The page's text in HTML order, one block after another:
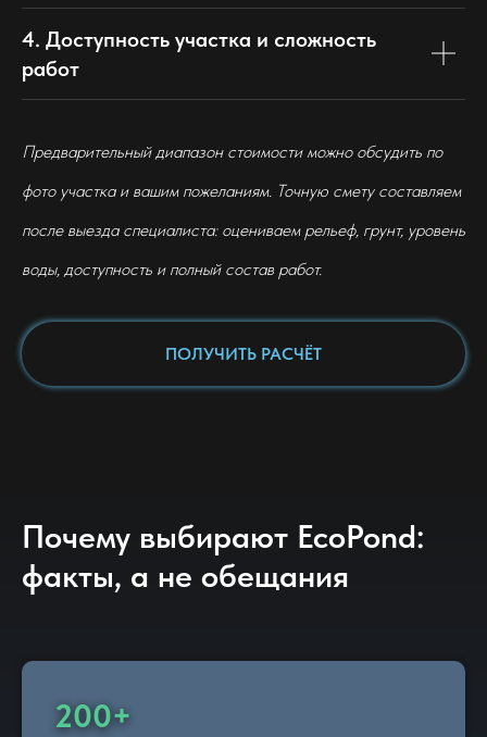
4. Доступность участка и сложность
работ
Предварительный диапазон стоимости можно обсудить по
фото участка и вашим пожеланиям. Точную смету составляем
после выезда специалиста: оцениваем рельеф, грунт, уровень
воды, доступность и полный состав работ.
ПОЛУЧИТЬ РАСЧЁТ
Почему выбирают EcoPond:
факты, а не обещания
200+